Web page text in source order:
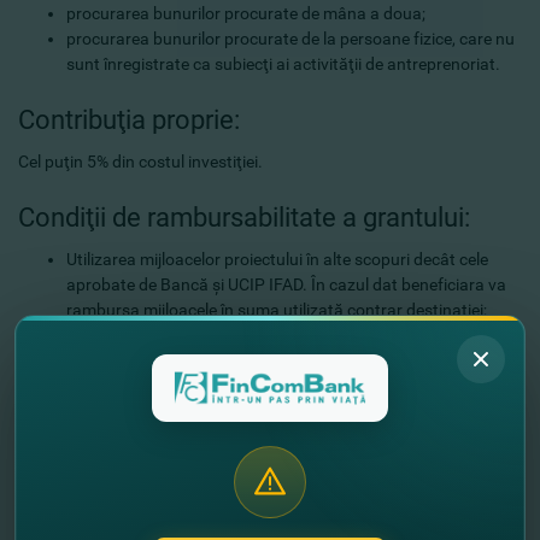
procurarea bunurilor procurate de mâna a doua;
procurarea bunurilor procurate de la persoane fizice, care nu
sunt înregistrate ca subiecţi ai activităţii de antreprenoriat.
Contribuţia proprie:
Cel puţin 5% din costul investiţiei.
Condiţii de rambursabilitate a grantului:
Utilizarea mijloacelor proiectului în alte scopuri decât cele
aprobate de Bancă şi UCIP IFAD. În cazul dat beneficiara va
rambursa mijloacele în suma utilizată contrar destinaţiei;
acordul Băncii şi UCIP IFAD;
Bunurile procurate din resursele proiectului au fost
înstrăinate până la rambursarea completă a porţiunii de
Beneficiara a prezentat documente false şi neveridice;
Beneficiara a depus cerere de grant/subvenţie la alt donator,
agent de stat, etc. pentru aceleaşi bunuri sau deja a fost